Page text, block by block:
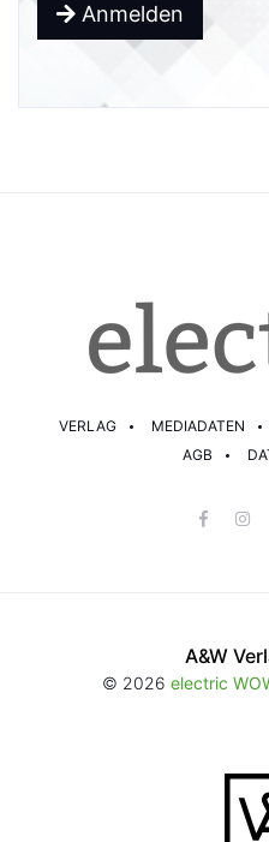
Anmelden
VERLAG MEDIADATEN
AGB
A&W
© 2026 electric